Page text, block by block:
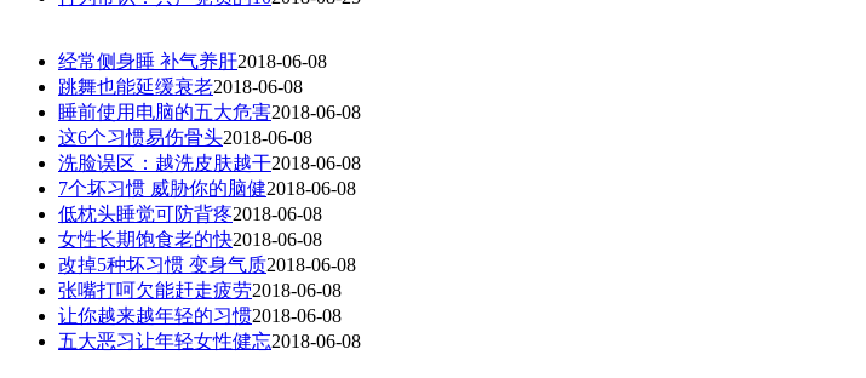
经常侧身睡 补气养肝2018-06-08
跳舞也能延缓衰老2018-06-08
睡前使用电脑的五大危害2018-06-08
这6个习惯易伤骨头2018-06-08
洗脸误区：越洗皮肤越干2018-06-08
7个坏习惯 威胁你的脑健2018-06-08
低枕头睡觉可防背疼2018-06-08
女性长期饱食老的快2018-06-08
改掉5种坏习惯 变身气质2018-06-08
张嘴打呵欠能赶走疲劳2018-06-08
让你越来越年轻的习惯2018-06-08
五大恶习让年轻女性健忘2018-06-08